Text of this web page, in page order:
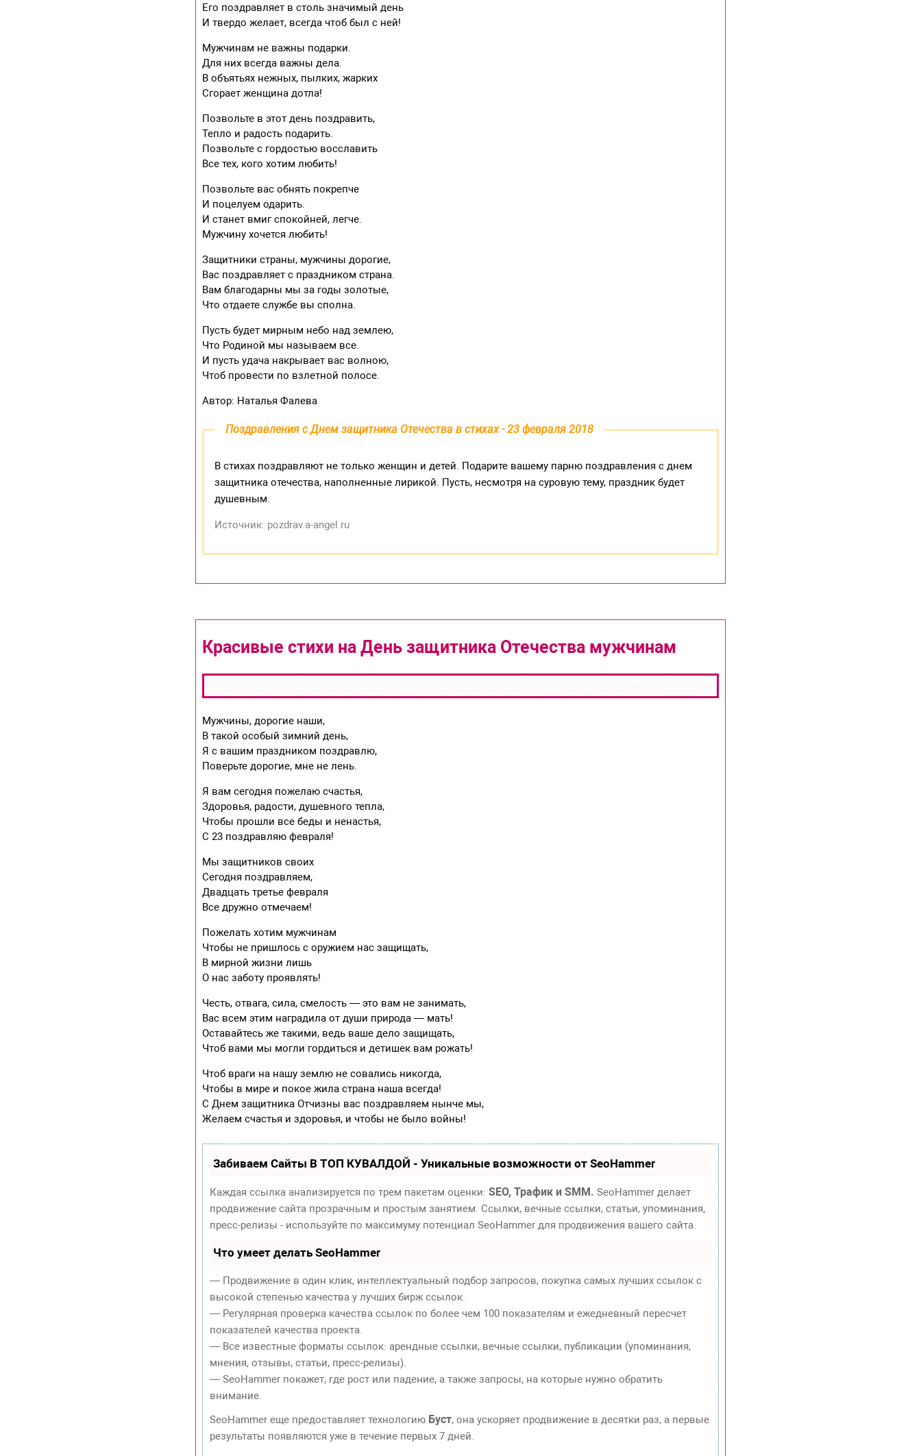
Его поздравляет в столь значимый день
И твердо желает, всегда чтоб был с ней!
Мужчинам не важны подарки.
Для них всегда важны дела.
В объятьях нежных, пылких, жарких
Сгорает женщина дотла!
Позвольте в этот день поздравить,
Тепло и радость подарить.
Позвольте с гордостью восславить
Все тех, кого хотим любить!
Позвольте вас обнять покрепче
И поцелуем одарить.
И станет вмиг спокойней, легче.
Мужчину хочется любить!
Защитники страны, мужчины дорогие,
Вас поздравляет с праздником страна.
Вам благодарны мы за годы золотые,
Что отдаете службе вы сполна.
Пусть будет мирным небо над землею,
Что Родиной мы называем все.
И пусть удача накрывает вас волною,
Чтоб провести по взлетной полосе.
Автор: Наталья Фалева
Поздравления с Днем защитника Отечества в стихах - 23 февраля 2018
В стихах поздравляют не только женщин и детей. Подарите вашему парню поздравления с днем
защитника отечества, наполненные лирикой. Пусть, несмотря на суровую тему, праздник будет
душевным.
Источник: pozdrav.a-angel.ru
Красивые стихи на День защитника Отечества мужчинам
Мужчины, дорогие наши,
В такой особый зимний день,
Я с вашим праздником поздравлю,
Поверьте дорогие, мне не лень.
Я вам сегодня пожелаю счастья,
Здоровья, радости, душевного тепла,
Чтобы прошли все беды и ненастья,
С 23 поздравляю февраля!
Мы защитников своих
Сегодня поздравляем,
Двадцать третье февраля
Все дружно отмечаем!
Пожелать хотим мужчинам
Чтобы не пришлось с оружием нас защищать,
В мирной жизни лишь
О нас заботу проявлять!
Честь, отвага, сила, смелость — это вам не занимать,
Вас всем этим наградила от души природа — мать!
Оставайтесь же такими, ведь ваше дело защищать,
Чтоб вами мы могли гордиться и детишек вам рожать!
Чтоб враги на нашу землю не совались никогда,
Чтобы в мире и покое жила страна наша всегда!
С Днем защитника Отчизны вас поздравляем нынче мы,
Желаем счастья и здоровья, и чтобы не было войны!
Забиваем Сайты В ТОП КУВАЛДОЙ - Уникальные возможности от SeoHammer
Каждая ссылка анализируется по трем пакетам оценки:SEO, Трафик и SMM. SeoHammer делает
продвижение сайта прозрачным и простым занятием. Ссылки, вечные ссылки, статьи, упоминания,
пресс-релизы - используйте по максимуму потенциал SeoHammer для продвижения вашего сайта.
Что умеет делать SeoHammer
— Продвижение в один клик, интеллектуальный подбор запросов, покупка самых лучших ссылок с
высокой степенью качества у лучших бирж ссылок.
— Регулярная проверка качества ссылок по более чем 100 показателям и ежедневный пересчет
показателей качества проекта.
— Все известные форматы ссылок: арендные ссылки, вечные ссылки, публикации (упоминания,
мнения, отзывы, статьи, пресс-релизы).
— SeoHammer покажет, где рост или падение, а также запросы, на которые нужно обратить
внимание.
SeoHammer еще предоставляет технологию Буст, она ускоряет продвижение в десятки раз, а первые
результаты появляются уже в течение первых 7 дней.